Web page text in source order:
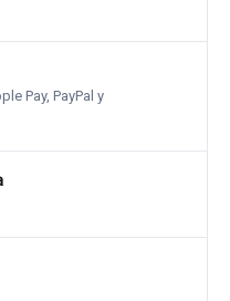
Pay, PayPal y